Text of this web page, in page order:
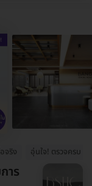
จริง อุ่นใจ! ตรวจครบ 4
าร